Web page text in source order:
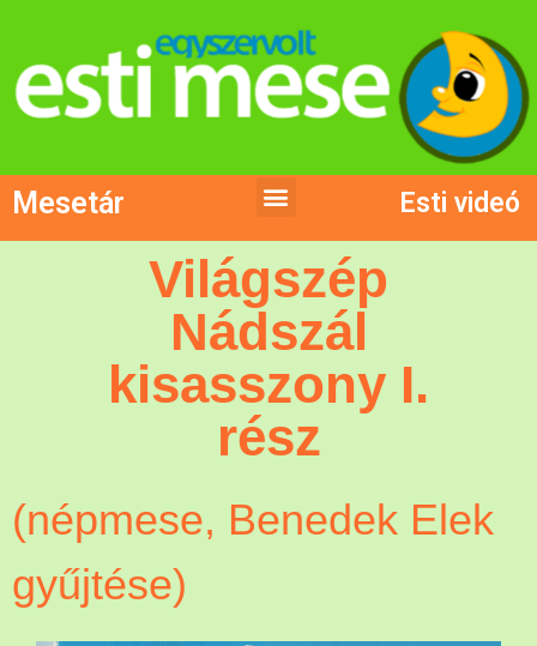
Mesetár Esti videó
Világszép
Nádszál
kisasszony I.
rész
(népmese, Benedek Elek
gyűjtése)